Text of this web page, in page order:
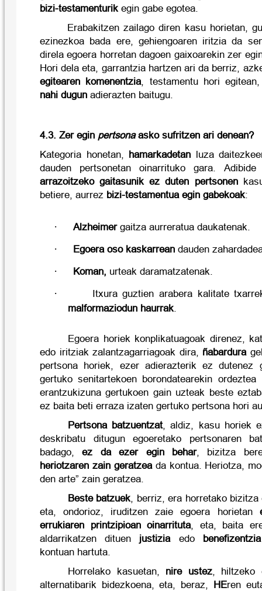
bizi-testamenturikegin gabe egotea.
Erabakitzen zailago diren kasu horietan,
ezinezkoa bada ere, gehiengoaren iritzia da
direla egoera horretan dagoen gaixoarekin zer
Hori dela eta, garrantzia hartzen ari da berriz,
egitearen komenentzia, testamentu hori
nahi dugun adierazten baitugu.
4.3. Zer egin pertsonaasko sufritzen ari denean?
Kategoria honetan,
hamarkadetan luza
dauden pertsonetan oinarrituko gara.
arrazoitzeko gaitasunik ez duten pertsonen
betiere, aurrez bizi-testamentua egin gabekoak:
· Alzheimergaitza aurreratua daukatenak.
· Egoera oso kaskarrean dauden
· Koman, urteak daramatzatenak.
·
Itxura guztien arabera kalitate
malformaziodun haurrak.
Egoera horiek konplikatuagoak direnez,
edo iritziak zalantzagarriagoak dira, ñabardura
pertsona horiek, ezer adierazterik ez dutenez
gertuko senitartekoen borondatearekin
erantzukizuna gertukoen gain uzteak beste
ez baita beti erraza izaten gertuko pertsona hori
Pertsona batzuentzat, aldiz, kasu horiek
deskribatu ditugun egoeretako pertsonaren
badago,ez da ezer egin behar, bizitza
heriotzaren zain geratzeada kontua. Heriotza,
den arte” zain geratzea.
Beste batzuek , berriz, era horretako
eta, ondorioz, iruditzen zaie egoera horietan
errukiaren printzipioan oinarrituta , eta, baita
aldarrikatzen dituen justizia edo benefizentzia
kontuan hartuta.
Horrelako kasuetan, nire ustez, hiltzeko
alternatibarik bidezkoena, eta, beraz, HEren